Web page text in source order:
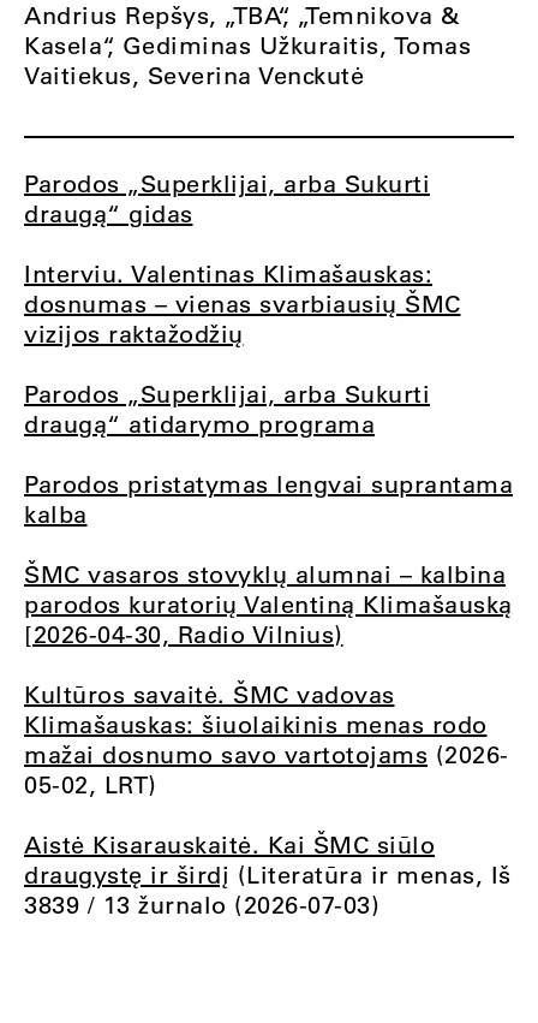
Andrius Repšys, „TBA“, „Temnikova &
Kasela“, Gediminas Užkuraitis, Tomas
Vaitiekus, Severina Venckutė
Parodos „Superklijai, arba Sukurti
draugą“ gidas
Interviu. Valentinas Klimašauskas:
dosnumas – vienas svarbiausių ŠMC
vizijos raktažodžių
Parodos „Superklijai, arba Sukurti
draugą“ atidarymo programa
Parodos pristatymas lengvai suprantama
kalba
ŠMC vasaros stovyklų alumnai – kalbina
parodos kuratorių Valentiną Klimašauską
[2026-04-30, Radio Vilnius)
Kultūros savaitė. ŠMC vadovas
Klimašauskas: šiuolaikinis menas rodo
mažai dosnumo savo vartotojams (2026-
05-02, LRT)
Aistė Kisarauskaitė. Kai ŠMC siūlo
draugystę ir širdį (Literatūra ir menas, Iš
3839 / 13 žurnalo (2026-07-03)